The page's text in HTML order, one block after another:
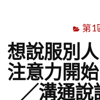
第1
想說服別
注意力開
／溝通